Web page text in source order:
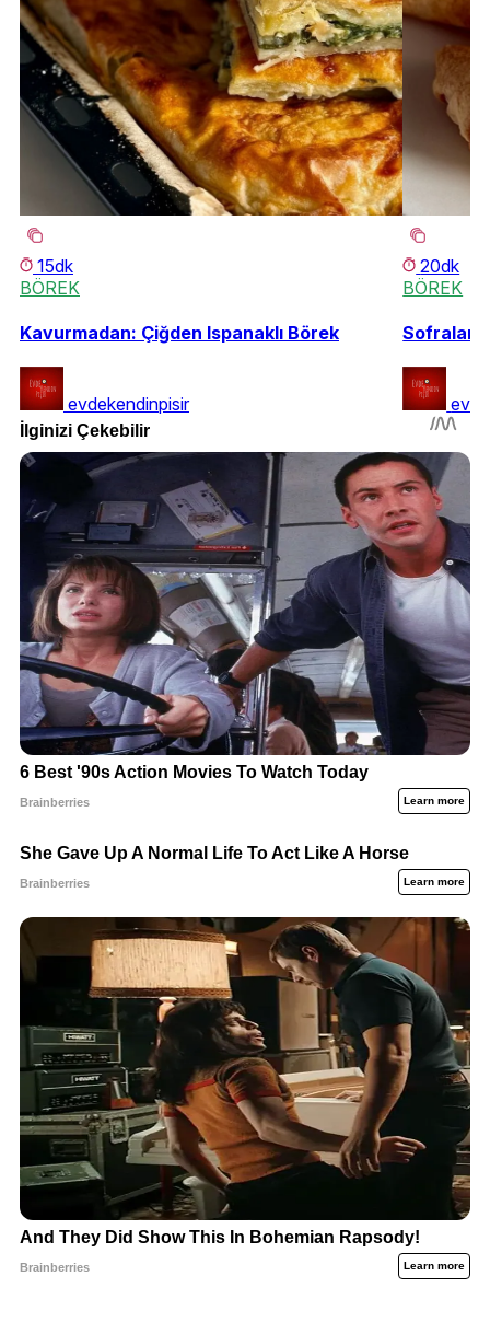
15dk
BÖREK
Kavurmadan: Çiğden Ispanaklı Börek
evdekendinpisir
20dk
BÖREK